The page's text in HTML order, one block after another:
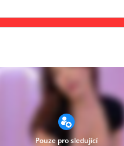
Pouze pro sledující